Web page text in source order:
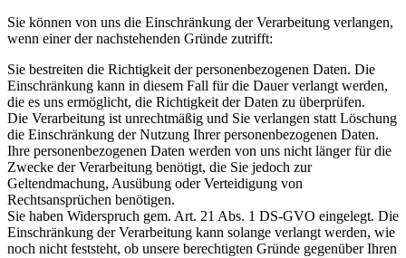
Sie können von uns die Einschränkung der Verarbeitung verlangen,
wenn einer der nachstehenden Gründe zutrifft:
Sie bestreiten die Richtigkeit der personenbezogenen Daten. Die
Einschränkung kann in diesem Fall für die Dauer verlangt werden,
die es uns ermöglicht, die Richtigkeit der Daten zu überprüfen.
Die Verarbeitung ist unrechtmäßig und Sie verlangen statt Löschung
die Einschränkung der Nutzung Ihrer personenbezogenen Daten.
Ihre personenbezogenen Daten werden von uns nicht länger für die
Zwecke der Verarbeitung benötigt, die Sie jedoch zur
Geltendmachung, Ausübung oder Verteidigung von
Rechtsansprüchen benötigen.
Sie haben Widerspruch gem. Art. 21 Abs. 1 DS-GVO eingelegt. Die
Einschränkung der Verarbeitung kann solange verlangt werden, wie
noch nicht feststeht, ob unsere berechtigten Gründe gegenüber Ihren